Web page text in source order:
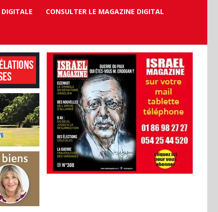
CONSULTER LE MAGAZINE DIGITAL